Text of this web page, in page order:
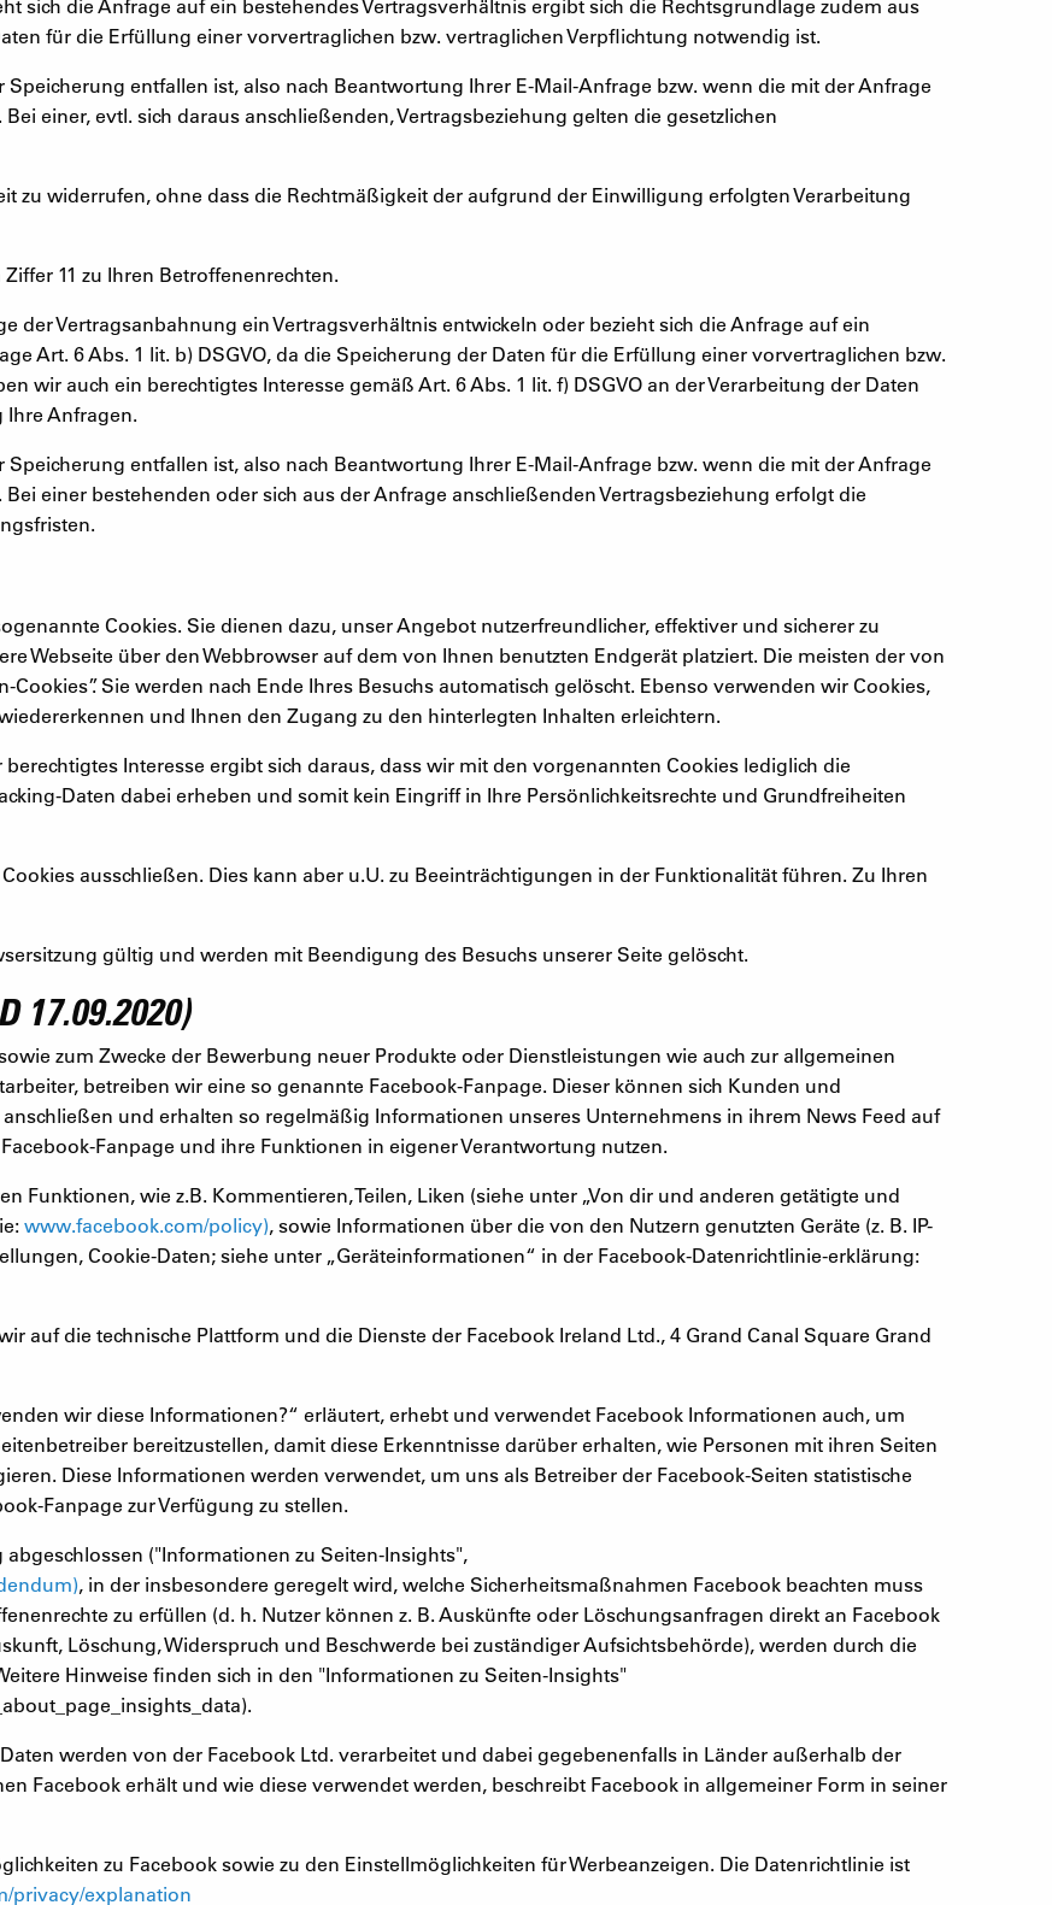
sich die Anfrage auf ein bestehendes Vertragsverhältnis ergibt sich die Rechtsgrundlage zudem aus
für die Erfüllung einer vorvertraglichen bzw. vertraglichen Verpflichtung notwendig ist.
entfallen ist, also nach Beantwortung Ihrer E-Mail-Anfrage bzw. wenn die mit der Anfrage
einer, evtl. sich daraus anschließenden, Vertragsbeziehung gelten die gesetzlichen
zu widerrufen, ohne dass die Rechtmäßigkeit der aufgrund der Einwilligung erfolgten Verarbeitung
11 zu Ihren Betroffenenrechten.
der Vertragsanbahnung ein Vertragsverhältnis entwickeln oder bezieht sich die Anfrage auf ein
Art. 6 Abs. 1 lit. b) DSGVO, da die Speicherung der Daten für die Erfüllung einer vorvertraglichen bzw.
wir auch ein berechtigtes Interesse gemäß Art. 6 Abs. 1 lit. f) DSGVO an der Verarbeitung der Daten
Anfragen.
entfallen ist, also nach Beantwortung Ihrer E-Mail-Anfrage bzw. wenn die mit der Anfrage
einer bestehenden oder sich aus der Anfrage anschließenden Vertragsbeziehung erfolgt die
Cookies. Sie dienen dazu, unser Angebot nutzerfreundlicher, effektiver und sicherer zu
Webseite über den Webbrowser auf dem von Ihnen benutzten Endgerät platziert. Die meisten der von
Sie werden nach Ende Ihres Besuchs automatisch gelöscht. Ebenso verwenden wir Cookies,
und Ihnen den Zugang zu den hinterlegten Inhalten erleichtern.
berechtigtes Interesse ergibt sich daraus, dass wir mit den vorgenannten Cookies lediglich die
Daten dabei erheben und somit kein Eingriff in Ihre Persönlichkeitsrechte und Grundfreiheiten
ausschließen. Dies kann aber u.U. zu Beeinträchtigungen in der Funktionalität führen. Zu Ihren
gültig und werden mit Beendigung des Besuchs unserer Seite gelöscht.
17.09.2020)
zum Zwecke der Bewerbung neuer Produkte oder Dienstleistungen wie auch zur allgemeinen
betreiben wir eine so genannte Facebook-Fanpage. Dieser können sich Kunden und
und erhalten so regelmäßig Informationen unseres Unternehmens in ihrem News Feed auf
Fanpage und ihre Funktionen in eigener Verantwortung nutzen.
Funktionen, wie z.B. Kommentieren, Teilen, Liken (siehe unter „Von dir und anderen getätigte und
www.facebook.com/policy), sowie Informationen über die von den Nutzern genutzten Geräte (z. B. IP-
Cookie-Daten; siehe unter „Geräteinformationen“ in der Facebook-Datenrichtlinie-erklärung:
auf die technische Plattform und die Dienste der Facebook Ireland Ltd., 4 Grand Canal Square Grand
wir diese Informationen?“ erläutert, erhebt und verwendet Facebook Informationen auch, um
bereitzustellen, damit diese Erkenntnisse darüber erhalten, wie Personen mit ihren Seiten
Diese Informationen werden verwendet, um uns als Betreiber der Facebook-Seiten statistische
Fanpage zur Verfügung zu stellen.
("Informationen zu Seiten-Insights",
, in der insbesondere geregelt wird, welche Sicherheitsmaßnahmen Facebook beachten muss
zu erfüllen (d. h. Nutzer können z. B. Auskünfte oder Löschungsanfragen direkt an Facebook
Löschung, Widerspruch und Beschwerde bei zuständiger Aufsichtsbehörde), werden durch die
Hinweise finden sich in den "Informationen zu Seiten-Insights"
werden von der Facebook Ltd. verarbeitet und dabei gegebenenfalls in Länder außerhalb der
Facebook erhält und wie diese verwendet werden, beschreibt Facebook in allgemeiner Form in seiner
zu Facebook sowie zu den Einstellmöglichkeiten für Werbeanzeigen. Die Datenrichtlinie ist
privacy/explanation